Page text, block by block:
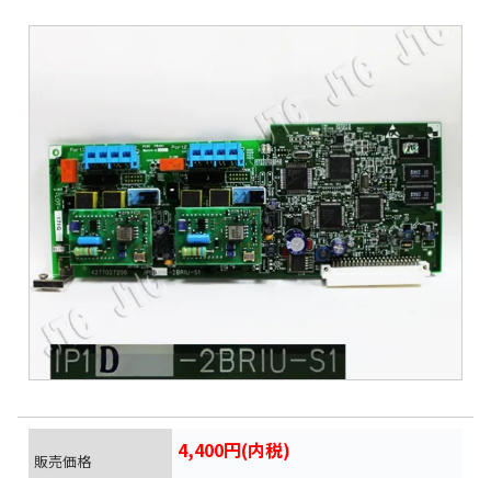
販売価格 4,400円(内税)